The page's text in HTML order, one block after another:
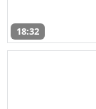
18:32